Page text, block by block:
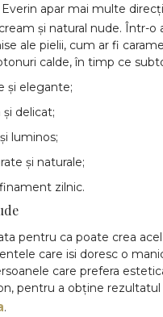
apar mai multe
și natural nude. Într-
ale pielii, cum ar fi
calde, în timp ce
și elegante;
delicat;
luminos;
și naturale;
zilnic.
pentru ca poate crea
care isi doresc o
care prefera
pentru a obține
.